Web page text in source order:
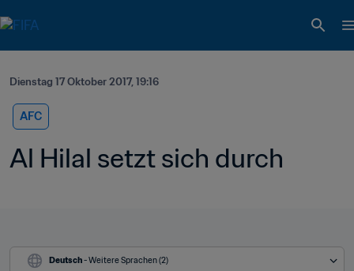
Dienstag 17 Oktober 2017, 19:16
AFC
Al Hilal setzt sich durch
Deutsch - Weitere Sprachen (2)